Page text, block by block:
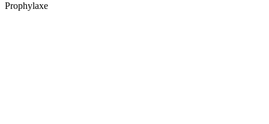
Prophylaxe